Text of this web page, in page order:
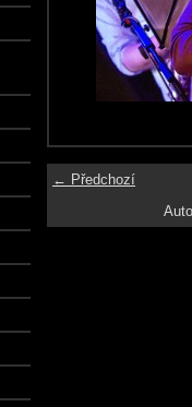
← Předchozí